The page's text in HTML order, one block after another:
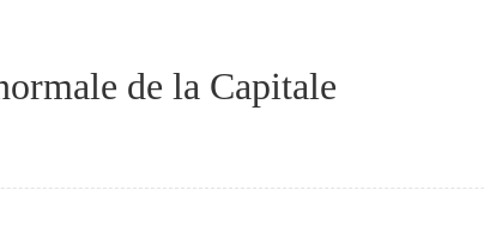
de la Capitale